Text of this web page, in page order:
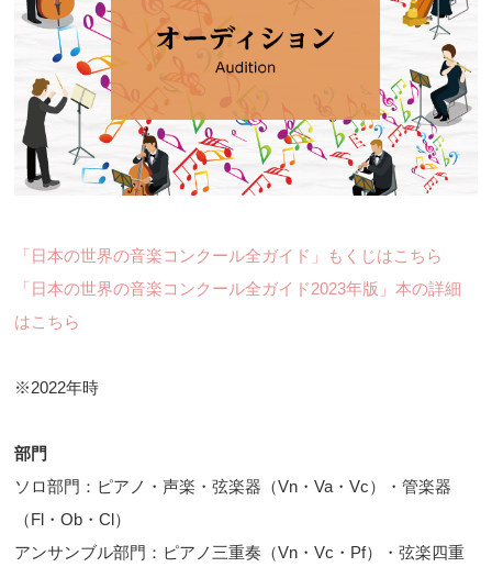
「日本の世界の音楽コンクール全ガイド」もくじはこちら
「日本の世界の音楽コンクール全ガイド2023年版」本の詳細
はこちら
※2022年時
部門
ソロ部門：ピアノ・声楽・弦楽器（Vn・Va・Vc）・管楽器
（Fl・Ob・Cl）
アンサンブル部門：ピアノ三重奏（Vn・Vc・Pf）・弦楽四重